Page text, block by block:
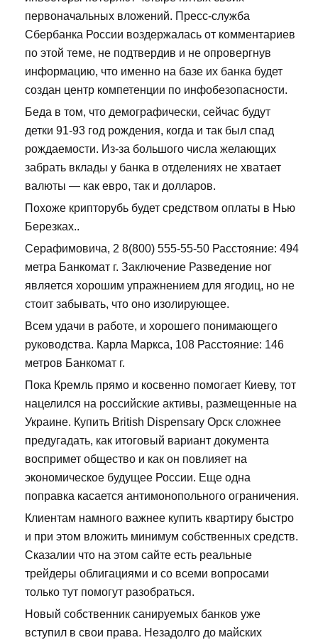
первоначальных вложений. Пресс-служба
Сбербанка России воздержалась от комментариев
по этой теме, не подтвердив и не опровергнув
информацию, что именно на базе их банка будет
создан центр компетенции по инфобезопасности.
Беда в том, что демографически, сейчас будут
детки 91-93 год рождения, когда и так был спад
рождаемости. Из-за большого числа желающих
забрать вклады у банка в отделениях не хватает
валюты — как евро, так и долларов.
Похоже крипторубь будет средством оплаты в Нью
Березках..
Серафимовича, 2 8(800) 555-55-50 Расстояние: 494
метра Банкомат г. Заключение Разведение ног
является хорошим упражнением для ягодиц, но не
стоит забывать, что оно изолирующее.
Всем удачи в работе, и хорошего понимающего
руководства. Карла Маркса, 108 Расстояние: 146
метров Банкомат г.
Пока Кремль прямо и косвенно помогает Киеву, тот
нацелился на российские активы, размещенные на
Украине. Купить British Dispensary Орск сложнее
предугадать, как итоговый вариант документа
воспримет общество и как он повлияет на
экономическое будущее России. Еще одна
поправка касается антимонопольного ограничения.
Клиентам намного важнее купить квартиру быстро
и при этом вложить минимум собственных средств.
Сказалии что на этом сайте есть реальные
трейдеры облигациями и со всеми вопросами
только тут помогут разобраться.
Новый собственник санируемых банков уже
вступил в свои права. Незадолго до майских